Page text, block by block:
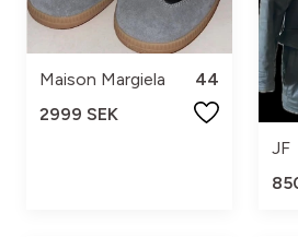
Maison Margiela
44
2999 SEK
JF